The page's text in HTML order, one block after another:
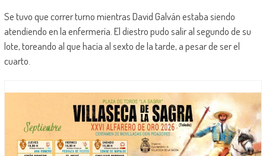
Se tuvo que correr turno mientras David Galván estaba siendo
atendiendo en la enfermería. El diestro pudo salir al segundo de su
lote, toreando al que hacía al sexto de la tarde, a pesar de ser el
cuarto.